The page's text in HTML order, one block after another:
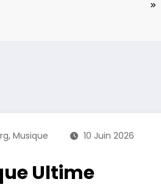
, Musique 10 Juin 2026
Ultime